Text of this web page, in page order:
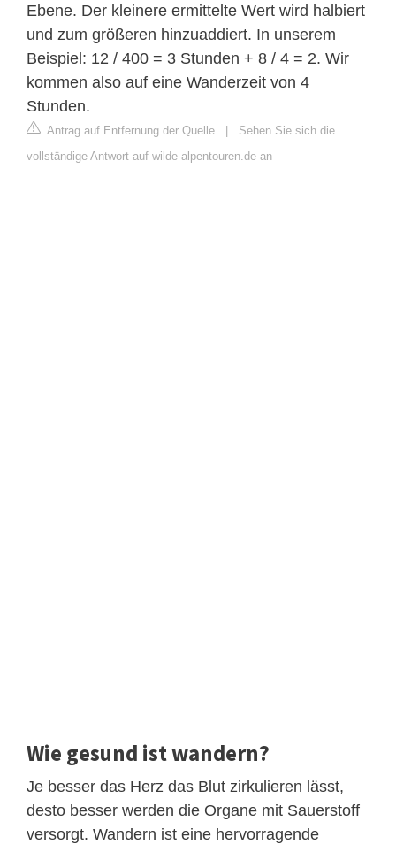
Ebene. Der kleinere ermittelte Wert wird halbiert
und zum größeren hinzuaddiert. In unserem
Beispiel: 12 / 400 = 3 Stunden + 8 / 4 = 2. Wir
kommen also auf eine Wanderzeit von 4
Stunden.
Antrag auf Entfernung der Quelle | Sehen Sie sich die
vollständige Antwort auf wilde-alpentouren.de an
Wie gesund ist wandern?
Je besser das Herz das Blut zirkulieren lässt,
desto besser werden die Organe mit Sauerstoff
versorgt. Wandern ist eine hervorragende